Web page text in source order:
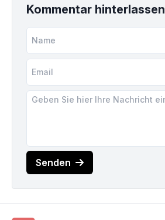
Kommentar hinterlassen
Senden